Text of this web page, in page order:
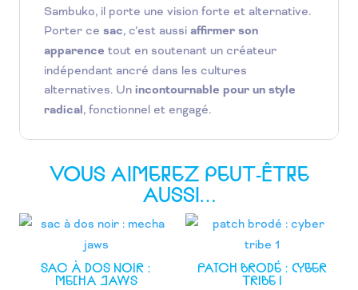
Sambuko, il porte une vision forte et alternative.
Porter ce sac, c’est aussi affirmer son
apparence tout en soutenant un créateur
indépendant ancré dans les cultures
alternatives. Un incontournable pour un style
radical, fonctionnel et engagé.
VOUS AIMEREZ PEUT-ÊTRE
AUSSI…
SAC À DOS NOIR :
MECHA JAWS
PATCH BRODÉ : CYBER
TRIBE 1